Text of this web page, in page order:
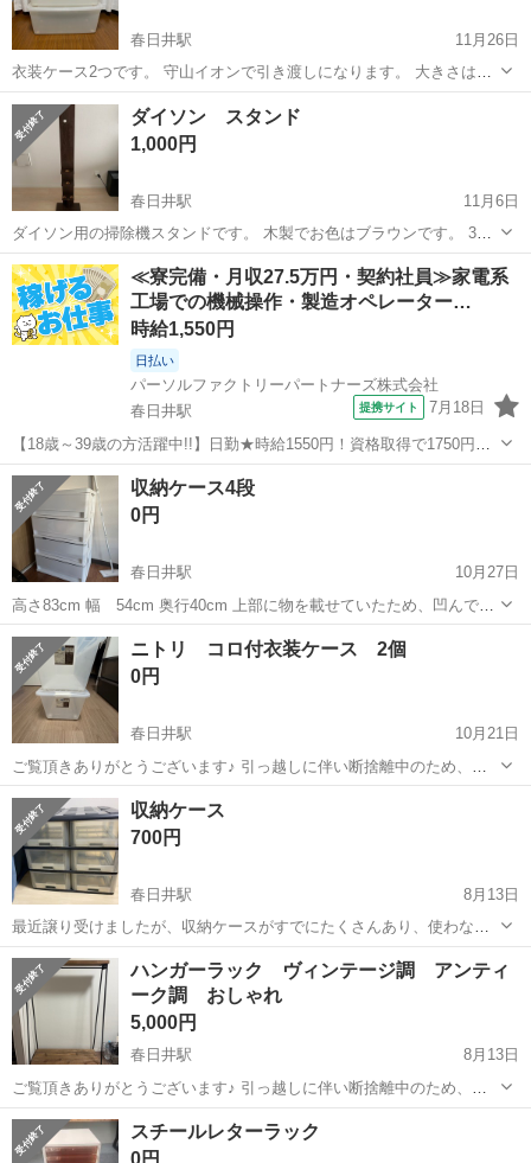
春日井駅
11月26日
衣装ケース2つです。 守山イオンで引き渡しになります。 大きさは素
人採寸です。長さ75×横40×高さ28
愛知 名古屋市 収納家具
ダイソン スタンド
1,000円
春日井駅
11月6日
ダイソン用の掃除機スタンドです。 木製でお色はブラウンです。 3年
間程使用していましたので細かいキズなどはありますが使用するのに
は問題ありません。 自宅まで車で取りに来られる方ノークレームノー
リターンでご理解頂ける方のみご購...
愛知 名古屋市 春日井駅 収納家具 ダイソン
≪寮完備・月収27.5万円・契約社員≫家電系
工場での機械操作・製造オペレーター…
時給1,550円
日払い
パーソルファクトリーパートナーズ株式会社
春日井駅
提携サイト 7月18日
【18歳～39歳の方活躍中!!】日勤★時給1550円！資格取得で1750円★
資格補助制度あり《B15-002159r2》 仕事内容 ～20代、30代活躍中～
換気扇などに使われるプラスチック部品（パーツ）の製造工程 ビー
ズ...
愛知 春日井市 春日井駅
収納ケース4段
0円
春日井駅
10月27日
高さ83cm 幅 54cm 奥行40cm 上部に物を載せていたため、凹んでし
まってますが、 開閉に問題ありません。綺麗な状態です。
愛知 春日井市 春日井駅 収納家具 ケース
ニトリ コロ付衣装ケース 2個
0円
春日井駅
10月21日
ご覧頂きありがとうございます♪ 引っ越しに伴い断捨離中のため、出
品します。 引き取りに来てくださる方でお願い致します。 注意書きを
必ずご一読ください。 使用による傷や汚れ、経年劣化があります。 状
態は写真をご覧ください。 ...
愛知 春日井市
収納ケース
700円
春日井駅
8月13日
最近譲り受けましたが、収納ケースがすでにたくさんあり、使わない
ため、使っていただける方にお譲りします。 【サイズ】縦：66cm、
横：74cm、奥行き：67cm （大体です） 【傷などの状態】使用感は
ありますが、大きな傷や割...
愛知 春日井市 春日井駅 収納家具 ケース
ハンガーラック ヴィンテージ調 アンティ
ーク調 おしゃれ
5,000円
春日井駅
8月13日
ご覧頂きありがとうございます♪ 引っ越しに伴い断捨離中のため、出
品します。 引き取りに来てくださる方でお願い致します。 注意書きを
必ずご一読ください。 使用による傷などの経年劣化がありますが、 比
較的綺麗な状態です。使用に...
愛知 春日井市 春日井駅 収納家具
スチールレターラック